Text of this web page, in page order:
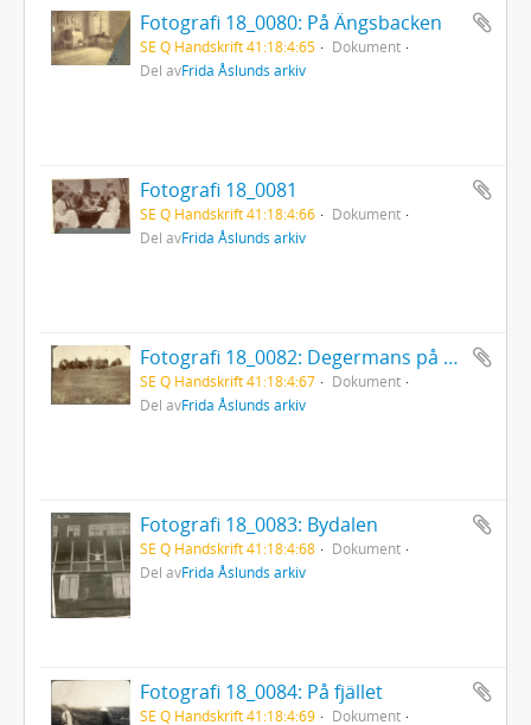
Fotografi 18_0080: På Ängsbacken
SE Q Handskrift 41:18:4:65
Dokument
Del avFrida Åslunds arkiv
Fotografi 18_0081
SE Q Handskrift 41:18:4:66
Dokument
Del avFrida Åslunds arkiv
Fotografi 18_0082: Degermans på Backen
SE Q Handskrift 41:18:4:67
Dokument
Del avFrida Åslunds arkiv
Fotografi 18_0083: Bydalen
SE Q Handskrift 41:18:4:68
Dokument
Del avFrida Åslunds arkiv
Fotografi 18_0084: På fjället
SE Q Handskrift 41:18:4:69
Dokument